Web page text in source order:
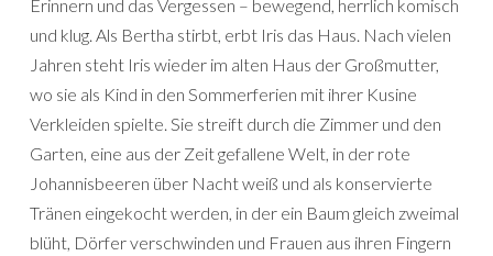
Erinnern und das Vergessen – bewegend, herrlich komisch
und klug. Als Bertha stirbt, erbt Iris das Haus. Nach vielen
Jahren steht Iris wieder im alten Haus der Großmutter,
wo sie als Kind in den Sommerferien mit ihrer Kusine
Verkleiden spielte. Sie streift durch die Zimmer und den
Garten, eine aus der Zeit gefallene Welt, in der rote
Johannisbeeren über Nacht weiß und als konservierte
Tränen eingekocht werden, in der ein Baum gleich zweimal
blüht, Dörfer verschwinden und Frauen aus ihren Fingern